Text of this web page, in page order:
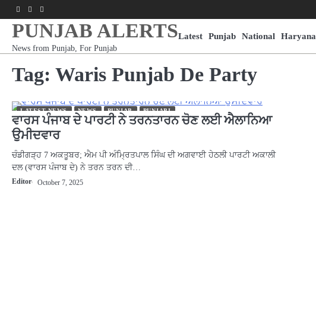
to
content
Facebook
YoutubeInstagram
PUNJAB ALERTS
News from Punjab, For Punjab
Latest Punjab National Haryana
Tag: Waris Punjab De Party
LATEST NEWS NEWS PUNJAB PUNJABI
ਵਾਰਸ ਪੰਜਾਬ ਦੇ ਪਾਰਟੀ ਨੇ ਤਰਨਤਾਰਨ ਚੋਣ ਲਈ ਐਲਾਨਿਆ
ਉਮੀਦਵਾਰ
ਚੰਡੀਗੜ੍ਹ 7 ਅਕਤੂਬਰ; ਐਮ ਪੀ ਅੰਮ੍ਰਿਤਪਾਲ ਸਿੰਘ ਦੀ ਅਗਵਾਈ ਹੇਠਲੀ ਪਾਰਟੀ ਅਕਾਲੀ
ਦਲ (ਵਾਰਸ ਪੰਜਾਬ ਦੇ) ਨੇ ਤਰਨ ਤਰਨ ਦੀ…
Editor October 7, 2025